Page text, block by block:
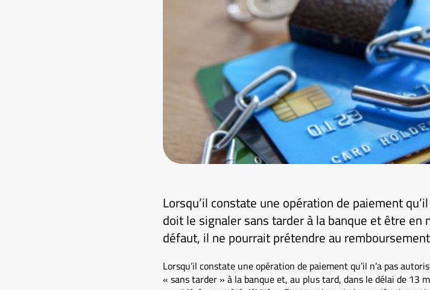
Lorsqu’il constate une opération de paiement
doit le signaler sans tarder à la banque et être
défaut, il ne pourrait prétendre au
Lorsqu’il constate une opération de paiement qu’il n’a pas
« sans tarder » à la banque et, au plus tard, dans le délai de 13